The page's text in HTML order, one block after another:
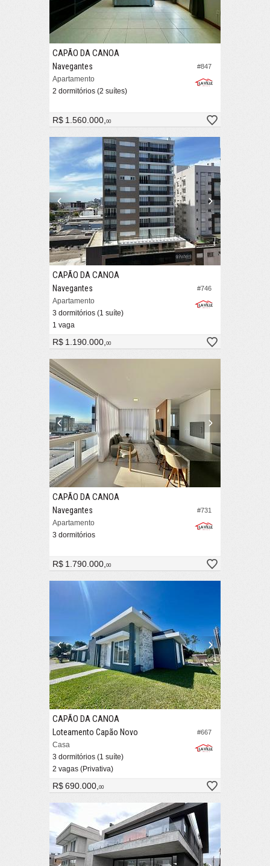
#847
CAPÃO DA CANOA
Navegantes
Apartamento
2 dormitórios (2 suítes)
R$ 1.560.000,00
#746
CAPÃO DA CANOA
Navegantes
Apartamento
3 dormitórios (1 suíte)
1 vaga
R$ 1.190.000,00
#731
CAPÃO DA CANOA
Navegantes
Apartamento
3 dormitórios
R$ 1.790.000,00
#667
CAPÃO DA CANOA
Loteamento Capão Novo
Casa
3 dormitórios (1 suíte)
2 vagas (Privativa)
R$ 690.000,00